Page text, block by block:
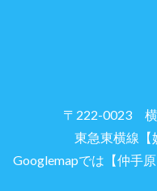
〒222-0023 横
東急東横線【
Googlemapでは【仲手